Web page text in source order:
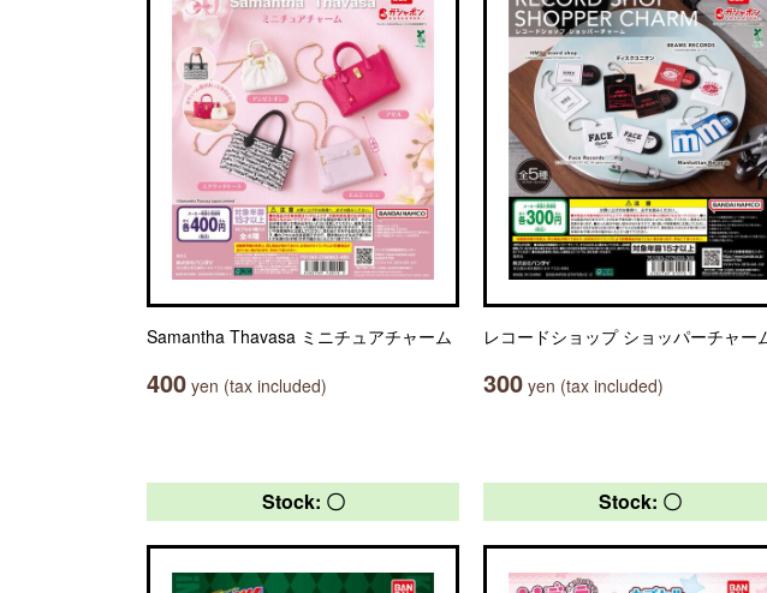
Samantha Thavasa ミニチュアチャーム
400 yen (tax included)
レコードショップ ショッパーチャー
300 yen (tax included)
Stock: 〇 Stock: 〇